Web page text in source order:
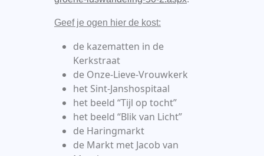
Geef je ogen hier de kost:
de kazematten in de
Kerkstraat
de Onze-Lieve-Vrouwkerk
het Sint-Janshospitaal
het beeld “Tijl op tocht”
het beeld “Blik van Licht”
de Haringmarkt
de Markt met Jacob van